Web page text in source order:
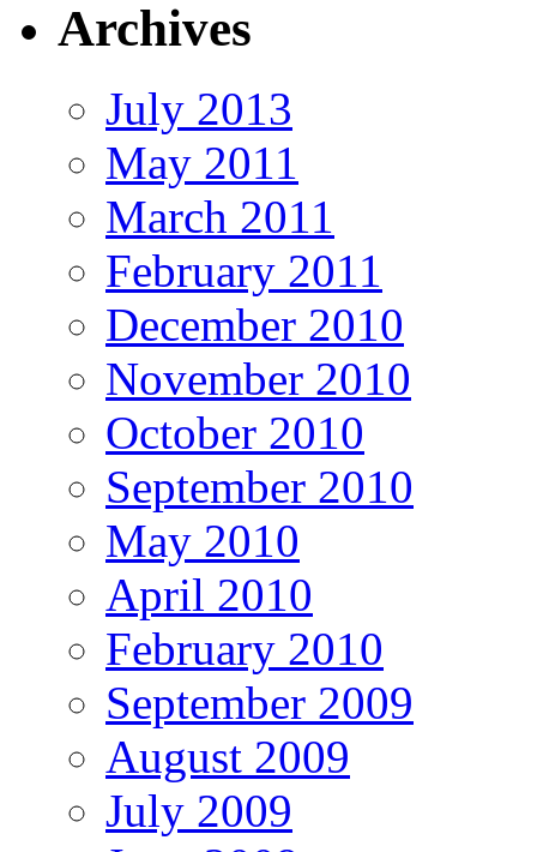
Archives
July 2013
May 2011
March 2011
February 2011
December 2010
November 2010
October 2010
September 2010
May 2010
April 2010
February 2010
September 2009
August 2009
July 2009